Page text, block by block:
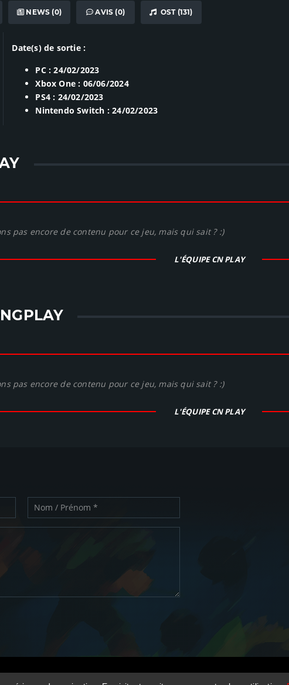
NEWS (0) AVIS (0) OST (131)
Date(s) de sortie :
PC : 24/02/2023
Xbox One : 06/06/2024
PS4 : 24/02/2023
Nintendo Switch : 24/02/2023
pas encore de contenu pour ce jeu, mais qui sait ? :)
L'ÉQUIPE CN PLAY
pas encore de contenu pour ce jeu, mais qui sait ? :)
L'ÉQUIPE CN PLAY